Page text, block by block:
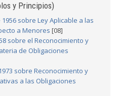
y Principios)
sobre Ley Aplicable a las
a Menores [08]
sobre el Reconocimiento y
de Obligaciones
sobre Reconocimiento y
a las Obligaciones